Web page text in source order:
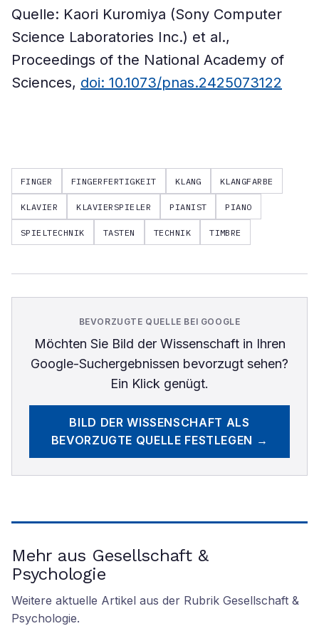
Quelle: Kaori Kuromiya (Sony Computer
Science Laboratories Inc.) et al.,
Proceedings of the National Academy of
Sciences, doi: 10.1073/pnas.2425073122
FINGER FINGERFERTIGKEIT KLANG KLANGFARBE
KLAVIER KLAVIERSPIELER PIANIST PIANO
SPIELTECHNIK TASTEN TECHNIK TIMBRE
BEVORZUGTE QUELLE BEI GOOGLE
Möchten Sie Bild der Wissenschaftin Ihren
Google-Suchergebnissen bevorzugt sehen?
Ein Klick genügt.
BILD DER WISSENSCHAFT ALS
BEVORZUGTE QUELLE FESTLEGEN →
Mehr aus Gesellschaft &
Psychologie
Weitere aktuelle Artikel aus der Rubrik Gesellschaft &
Psychologie.